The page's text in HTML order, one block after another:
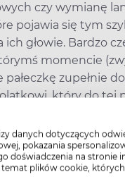
danych dotyczących
pokazania
doświadczenia na stronie
plików cookie,
czy wymianę
pojawia się tym
głowie. Bardzo
momencie
pałeczkę
który do tej
podane, nigdy
rodzice. Nie
Ku
się w
z pracy w